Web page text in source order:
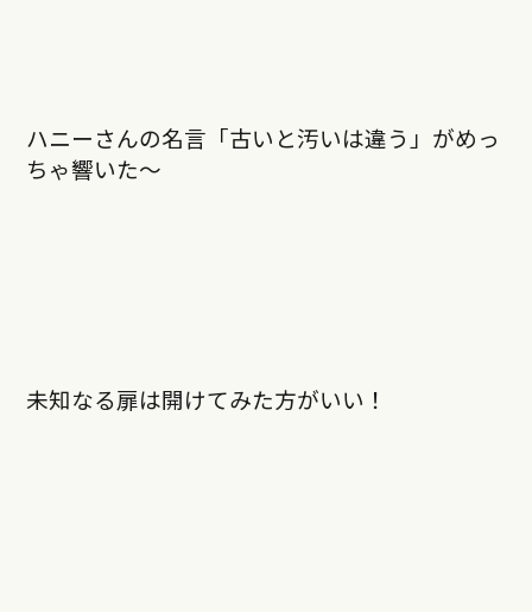
ハニーさんの名言「古いと汚いは違う」がめっ
ちゃ響いた〜
未知なる扉は開けてみた方がいい！